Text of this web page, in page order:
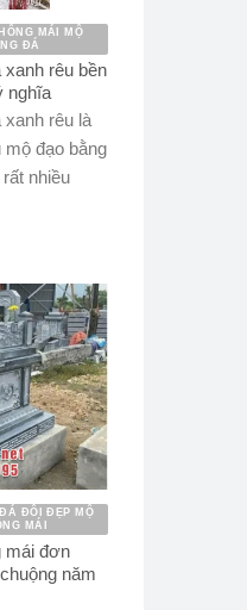
MÁI MỘ
ĐÁ
xanh rêu bền
nghĩa
xanh rêu là
đạo bằng
nhiều
ĐÔI ĐẸP MỘ
MÁI
mái đơn
năm